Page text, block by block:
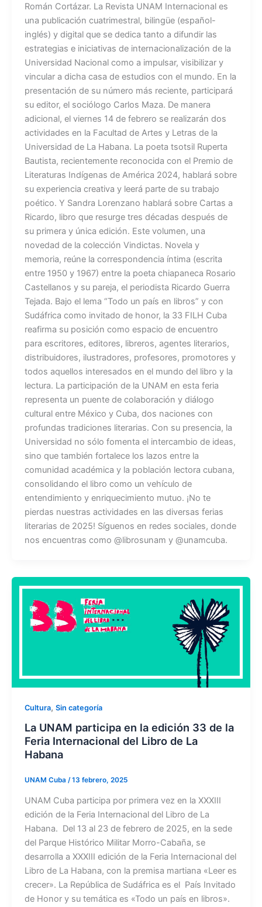
Román Cortázar. La Revista UNAM Internacional es
una publicación cuatrimestral, bilingüe (español-
inglés) y digital que se dedica tanto a difundir las
estrategias e iniciativas de internacionalización de la
Universidad Nacional como a impulsar, visibilizar y
vincular a dicha casa de estudios con el mundo. En la
presentación de su número más reciente, participará
su editor, el sociólogo Carlos Maza. De manera
adicional, el viernes 14 de febrero se realizarán dos
actividades en la Facultad de Artes y Letras de la
Universidad de La Habana. La poeta tsotsil Ruperta
Bautista, recientemente reconocida con el Premio de
Literaturas Indígenas de América 2024, hablará sobre
su experiencia creativa y leerá parte de su trabajo
poético. Y Sandra Lorenzano hablará sobre Cartas a
Ricardo, libro que resurge tres décadas después de
su primera y única edición. Este volumen, una
novedad de la colección Vindictas. Novela y
memoria, reúne la correspondencia íntima (escrita
entre 1950 y 1967) entre la poeta chiapaneca Rosario
Castellanos y su pareja, el periodista Ricardo Guerra
Tejada. Bajo el lema “Todo un país en libros” y con
Sudáfrica como invitado de honor, la 33 FILH Cuba
reafirma su posición como espacio de encuentro
para escritores, editores, libreros, agentes literarios,
distribuidores, ilustradores, profesores, promotores y
todos aquellos interesados en el mundo del libro y la
lectura. La participación de la UNAM en esta feria
representa un puente de colaboración y diálogo
cultural entre México y Cuba, dos naciones con
profundas tradiciones literarias. Con su presencia, la
Universidad no sólo fomenta el intercambio de ideas,
sino que también fortalece los lazos entre la
comunidad académica y la población lectora cubana,
consolidando el libro como un vehículo de
entendimiento y enriquecimiento mutuo. ¡No te
pierdas nuestras actividades en las diversas ferias
literarias de 2025! Síguenos en redes sociales, donde
nos encuentras como @librosunam y @unamcuba.
Cultura, Sin categoría
La UNAM participa en la edición 33 de la
Feria Internacional del Libro de La
Habana
UNAM Cuba /13 febrero, 2025
UNAM Cuba participa por primera vez en la XXXIII
edición de la Feria Internacional del Libro de La
Habana. Del 13 al 23 de febrero de 2025, en la sede
del Parque Histórico Militar Morro-Cabaña, se
desarrolla a XXXIII edición de la Feria Internacional del
Libro de La Habana, con la premisa martiana «Leer es
crecer». La República de Sudáfrica es el País Invitado
de Honor y su temática es «Todo un país en libros».